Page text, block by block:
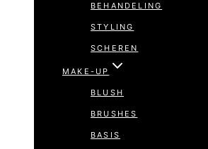
BEHANDELING
STYLING
SCHEREN
MAKE-UP
BLUSH
BRUSHES
BASIS